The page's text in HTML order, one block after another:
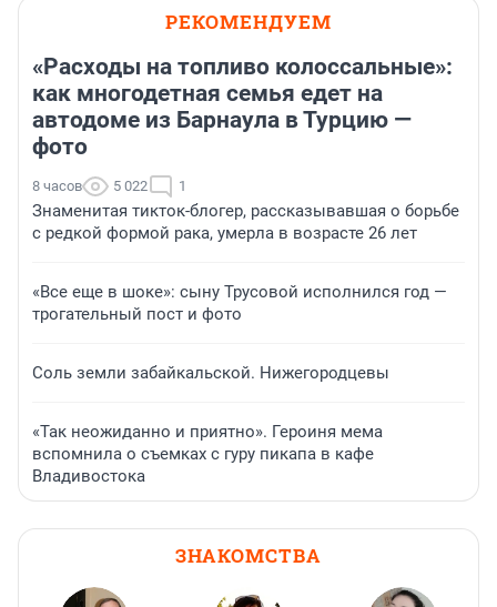
РЕКОМЕНДУЕМ
«Расходы на топливо колоссальные»:
как многодетная семья едет на
автодоме из Барнаула в Турцию —
фото
8 часов 5 022 1
Знаменитая тикток-блогер, рассказывавшая о борьбе
с редкой формой рака, умерла в возрасте 26 лет
«Все еще в шоке»: сыну Трусовой исполнился год —
трогательный пост и фото
Соль земли забайкальской. Нижегородцевы
«Так неожиданно и приятно». Героиня мема
вспомнила о съемках с гуру пикапа в кафе
Владивостока
ЗНАКОМСТВА